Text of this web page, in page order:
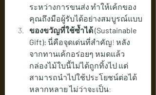
ระหว่างการขนส่ง ทำให้เค้กของ
คุณถึงมือผู้รับได้อย่างสมบูรณ์แบบ
ของขวัญที่ใช้ซ้ำได้ (Sustainable
Gift): นี่คือจุดเด่นที่สำคัญ! หลัง
จากทานเค้กอร่อยๆ หมดแล้ว
กล่องไม้ใบนี้ไม่ได้ถูกทิ้งไป แต่
สามารถนำไปใช้ประโยชน์ต่อได้
หลากหลาย ไม่ว่าจะเป็น: